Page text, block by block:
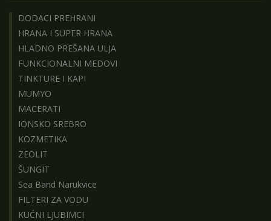
DODACI PREHRANI
HRANA I SUPER HRANA
HLADNO PREŠANA ULJA
FUNKCIONALNI MEDOVI
TINKTURE I KAPI
MUMYO
MACERATI
IONSKO SREBRO
KOZMETIKA
ZEOLIT
ŠUNGIT
Sea Band Narukvice
FILTERI ZA VODU
KUĆNI LJUBIMCI